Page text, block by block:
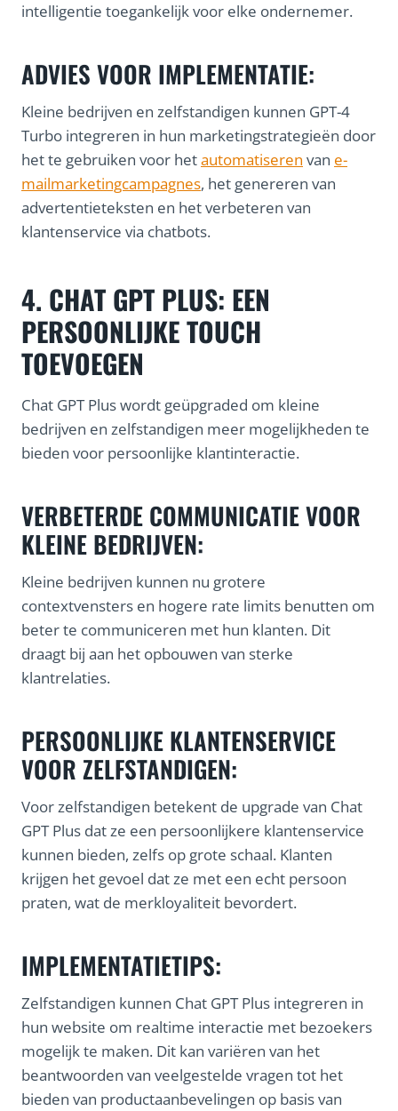
intelligentie toegankelijk voor elke ondernemer.
ADVIES VOOR IMPLEMENTATIE:
Kleine bedrijven en zelfstandigen kunnen GPT-4
Turbo integreren in hun marketingstrategieën door
het te gebruiken voor hetautomatiseren van e-
mailmarketingcampagnes, het genereren van
advertentieteksten en het verbeteren van
klantenservice via chatbots.
4. CHAT GPT PLUS: EEN
PERSOONLIJKE TOUCH
TOEVOEGEN
Chat GPT Plus wordt geüpgraded om kleine
bedrijven en zelfstandigen meer mogelijkheden te
bieden voor persoonlijke klantinteractie.
VERBETERDE COMMUNICATIE VOOR
KLEINE BEDRIJVEN:
Kleine bedrijven kunnen nu grotere
contextvensters en hogere rate limits benutten om
beter te communiceren met hun klanten. Dit
draagt bij aan het opbouwen van sterke
klantrelaties.
PERSOONLIJKE KLANTENSERVICE
VOOR ZELFSTANDIGEN:
Voor zelfstandigen betekent de upgrade van Chat
GPT Plus dat ze een persoonlijkere klantenservice
kunnen bieden, zelfs op grote schaal. Klanten
krijgen het gevoel dat ze met een echt persoon
praten, wat de merkloyaliteit bevordert.
IMPLEMENTATIETIPS:
Zelfstandigen kunnen Chat GPT Plus integreren in
hun website om realtime interactie met bezoekers
mogelijk te maken. Dit kan variëren van het
beantwoorden van veelgestelde vragen tot het
bieden van productaanbevelingen op basis van